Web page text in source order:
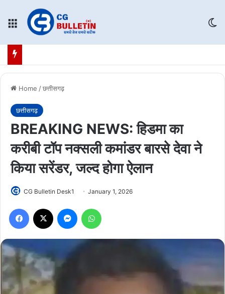
Menu
Home /छत्तीसगढ़
छत्तीसगढ़
BREAKING NEWS: हिडमा का
करीबी टॉप नक्सली कमांडर बारसे देवा ने
किया सरेंडर, जल्द होगा ऐलान
CG Bulletin Desk1 January 1, 2026
Facebook Messenger